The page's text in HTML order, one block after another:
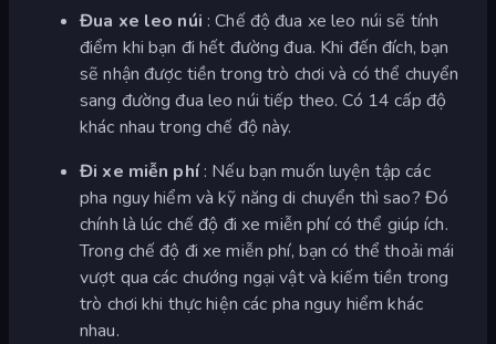
Đua xe leo núi : Chế độ đua xe leo núi sẽ tính
điểm khi bạn đi hết đường đua. Khi đến đích, bạn
sẽ nhận được tiền trong trò chơi và có thể chuyển
sang đường đua leo núi tiếp theo. Có 14 cấp độ
khác nhau trong chế độ này.
Đi xe miễn phí: Nếu bạn muốn luyện tập các
pha nguy hiểm và kỹ năng di chuyển thì sao? Đó
chính là lúc chế độ đi xe miễn phí có thể giúp ích.
Trong chế độ đi xe miễn phí, bạn có thể thoải mái
vượt qua các chướng ngại vật và kiếm tiền trong
trò chơi khi thực hiện các pha nguy hiểm khác
nhau.